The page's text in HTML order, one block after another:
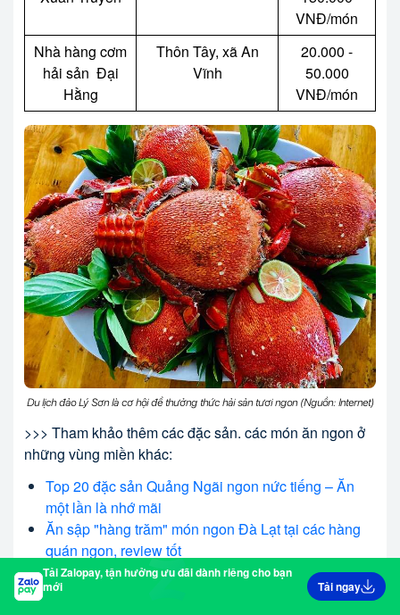
Tải Zalopay, tận hưởng ưu đãi dành riêng cho bạn
mới
Tải ngay
VNĐ/món
Nhà hàng cơm
hải sản Đại
Hằng
Thôn Tây, xã An
Vĩnh
20.000 -
50.000
VNĐ/món
Du lịch đảo Lý Sơn là cơ hội để thưởng thức hải sản tươi ngon (Nguồn: Internet)
>>> Tham khảo thêm các đặc sản. các món ăn ngon ở
những vùng miền khác:
Top 20 đặc sản Quảng Ngãi ngon nức tiếng – Ăn
một lần là nhớ mãi
Ăn sập "hàng trăm" món ngon Đà Lạt tại các hàng
quán ngon, review tốt
Top 20 đặc sản Phú Yên khiến tín đồ ẩm thực "đổ
gục" ngay từ lần đầu